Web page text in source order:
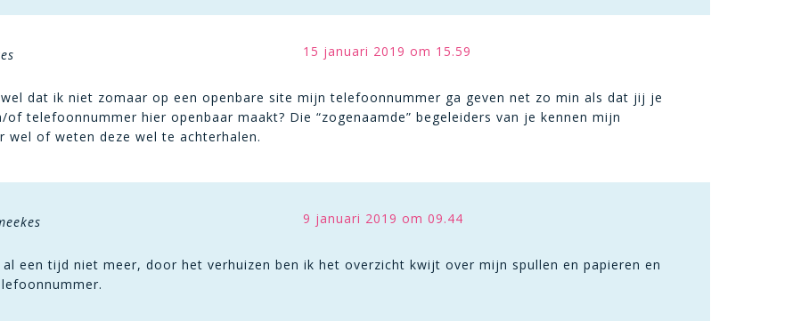
15 januari 2019 om 15.59
dat ik niet zomaar op een openbare site mijn telefoonnummer ga geven net zo min als dat jij je
of telefoonnummer hier openbaar maakt? Die “zogenaamde” begeleiders van je kennen mijn
wel of weten deze wel te achterhalen.
9 januari 2019 om 09.44
al een tijd niet meer, door het verhuizen ben ik het overzicht kwijt over mijn spullen en papieren en